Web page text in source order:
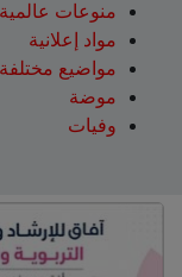
منوعات عالمية
مواد إعلانية
مواضيع مختلفة
موضة
وفيات